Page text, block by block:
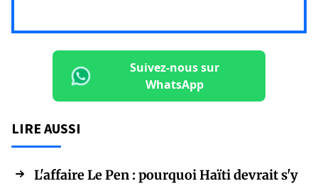
Suivez-nous sur
WhatsApp
LIRE AUSSI
L'affaire Le Pen : pourquoi Haïti devrait s'y